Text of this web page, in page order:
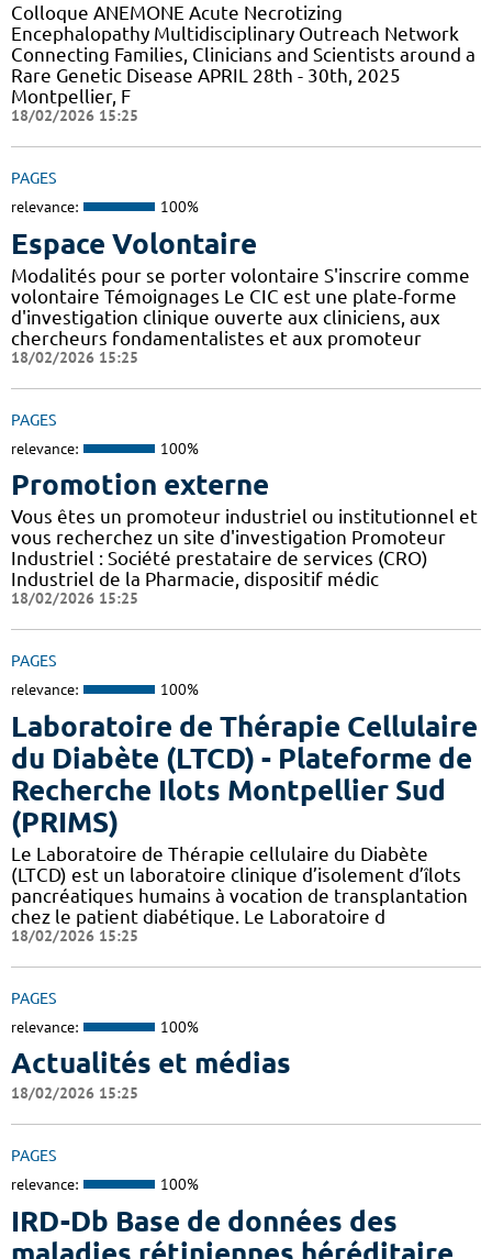
Colloque ANEMONE Acute Necrotizing
Encephalopathy Multidisciplinary Outreach Network
Connecting Families, Clinicians and Scientists around a
Rare Genetic Disease APRIL 28th - 30th, 2025
Montpellier, F
18/02/2026 15:25
PAGES
relevance: 100%
Espace Volontaire
Modalités pour se porter volontaire S'inscrire comme
volontaire Témoignages Le CIC est une plate-forme
d'investigation clinique ouverte aux cliniciens, aux
chercheurs fondamentalistes et aux promoteur
18/02/2026 15:25
PAGES
relevance: 100%
Promotion externe
Vous êtes un promoteur industriel ou institutionnel et
vous recherchez un site d'investigation Promoteur
Industriel : Société prestataire de services (CRO)
Industriel de la Pharmacie, dispositif médic
18/02/2026 15:25
PAGES
relevance: 100%
Laboratoire de Thérapie Cellulaire
du Diabète (LTCD) - Plateforme de
Recherche Ilots Montpellier Sud
(PRIMS)
Le Laboratoire de Thérapie cellulaire du Diabète
(LTCD) est un laboratoire clinique d’isolement d’îlots
pancréatiques humains à vocation de transplantation
chez le patient diabétique. Le Laboratoire d
18/02/2026 15:25
PAGES
relevance: 100%
Actualités et médias
18/02/2026 15:25
PAGES
relevance: 100%
IRD-Db Base de données des